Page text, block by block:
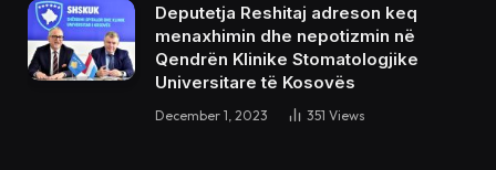
Deputetja Reshitaj adreson keq
menaxhimin dhe nepotizmin në
Qendrën Klinike Stomatologjike
Universitare të Kosovës
December 1, 2023 351 Views